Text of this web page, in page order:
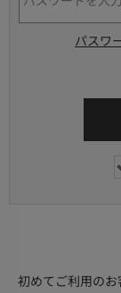
パスワ
初めてご利用の